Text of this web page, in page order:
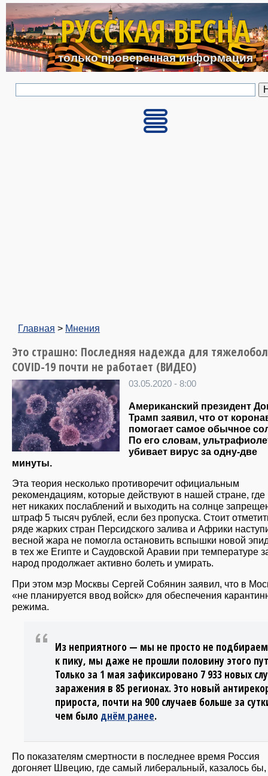
Перейти к основному
РУССКАЯ ВЕСНА
только проверенная информация
Главная > Мнения
Это страшно: Последняя надежда для
COVID-19 почти не работает (ВИДЕО)
03.05.2020 - 8:00
Американский президент
Трамп заявил, что от
помогает самое обычное
По его словам,
убивает вирус за одну-две
минуты.
Эта теория несколько противоречит официальным
рекомендациям, которые действуют в нашей стране, где
нет никаких послаблений и выходить на солнце
штраф 5 тысяч рублей, если без пропуска. Стоит
ряде жарких стран Персидского залива и Африки
весной жара не помогла остановить вспышки новой
в тех же Египте и Саудовской Аравии при температуре
народ продолжает активно болеть и умирать.
При этом мэр Москвы Сергей Собянин заявил, что в
«не планируется ввод войск» для обеспечения
режима.
Из неприятного — мы не просто не
к пику, мы даже не прошли половину этого
Только за 1 мая зафиксировано 7 933 новых
заражения в 85 регионах. Это новый
прироста, почти на 900 случаев больше за
чем было днём ранее.
По показателям смертности в последнее время Россия
догоняет Швецию, где самый либеральный, казалось бы,